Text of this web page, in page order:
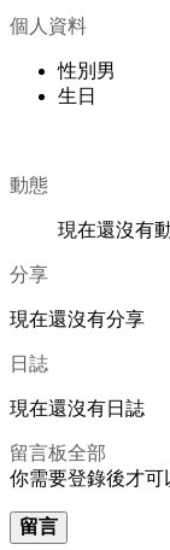
個人資料
性別 男
生日
動態
現在還沒有
分享
現在還沒有分享
日誌
現在還沒有日誌
留言板全部
你需要登錄後才可
留言